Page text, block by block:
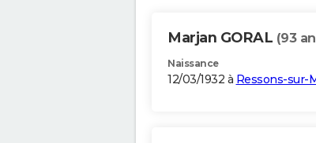
Marjan GORAL (93
Naissance
12/03/1932 à Ressons-sur-